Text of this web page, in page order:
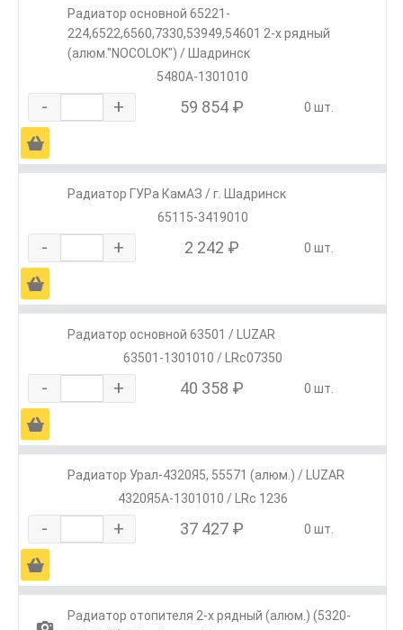
Радиатор основной 65221-
224,6522,6560,7330,53949,54601 2-х рядный
(алюм."NOCOLOK") / Шадринск
5480А-1301010
- + 59 854 ₽ 0 шт.
Ä
Радиатор ГУРа КамАЗ / г. Шадринск
65115-3419010
- + 2 242 ₽ 0 шт.
Ä
Радиатор основной 63501 / LUZAR
63501-1301010 / LRc07350
- + 40 358 ₽ 0 шт.
Ä
Радиатор Урал-4320Я5, 55571 (алюм.) / LUZAR
4320Я5А-1301010 / LRc 1236
- + 37 427 ₽ 0 шт.
Ä
Радиатор отопителя 2-х рядный (алюм.) (5320-